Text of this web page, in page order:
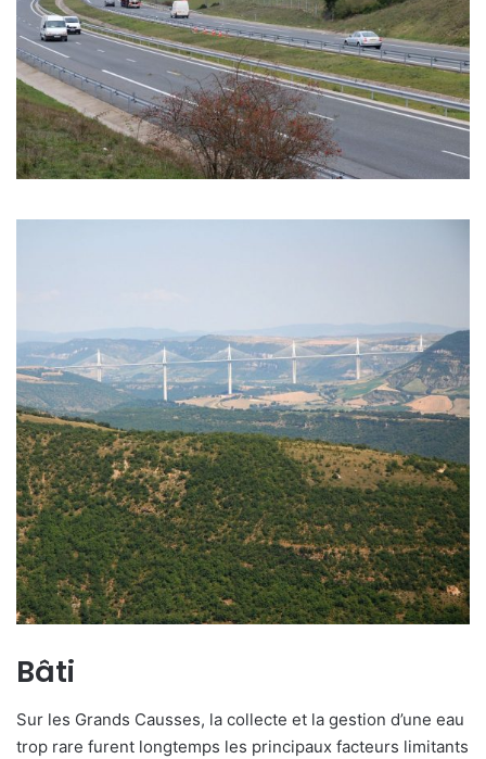
Bâti
Sur les Grands Causses, la collecte et la gestion d’une eau
trop rare furent longtemps les principaux facteurs limitants